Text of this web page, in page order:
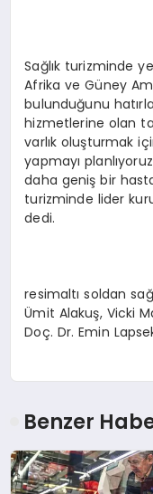
Sağlık turizminde
Afrika ve Güney
bulunduğunu
hizmetlerine olan
varlık oluşturmak
yapmayı
daha geniş bir
turizminde lider
dedi.
resimaltı soldan
Ümit Alakuş, Vicki
Doç. Dr. Emin
Benzer